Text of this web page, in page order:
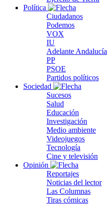
Política
Ciudadanos
Podemos
VOX
IU
Adelante Andalucía
PP
PSOE
Partidos políticos
Sociedad
Sucesos
Salud
Educación
Investigación
Medio ambiente
Videojuegos
Tecnología
Cine y televisión
Opinión
Reportajes
Noticias del lector
Las Columnas
Tiras cómicas